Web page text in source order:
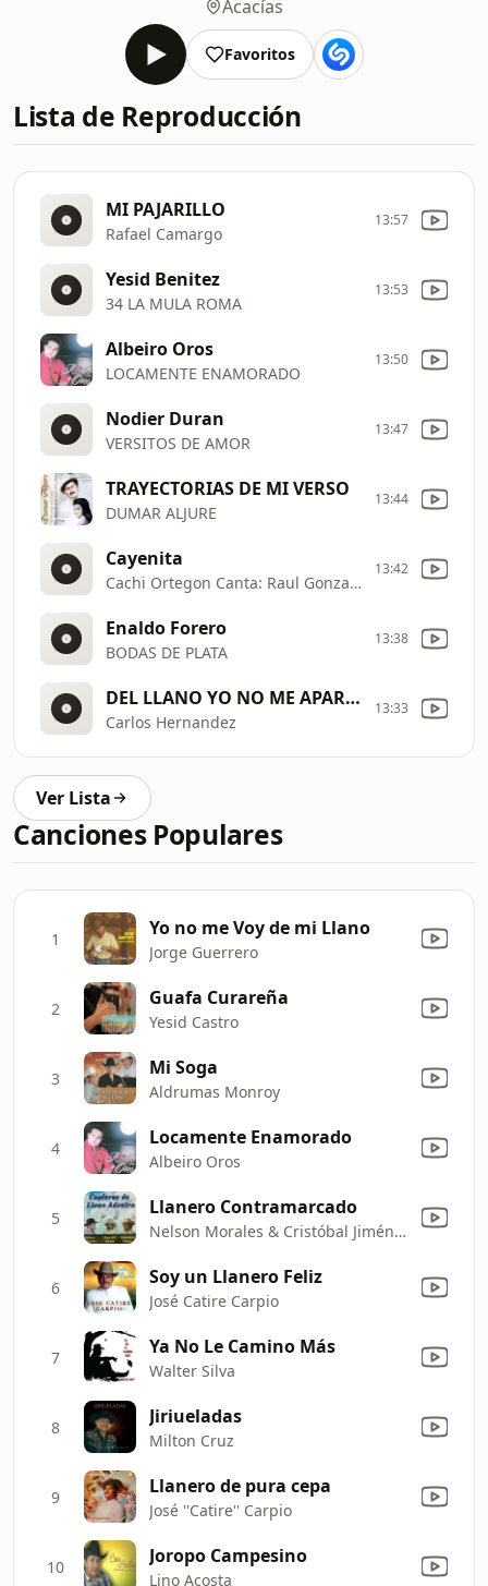
Acacías
Favoritos
Lista de Reproducción
MI PAJARILLO
Rafael Camargo
13:57
Yesid Benitez
34 LA MULA ROMA
13:53
Albeiro Oros
LOCAMENTE ENAMORADO
13:50
Nodier Duran
VERSITOS DE AMOR
13:47
TRAYECTORIAS DE MI VERSO
DUMAR ALJURE
13:44
Cayenita
Cachi Ortegon Canta: Raul Gonzales
13:42
Enaldo Forero
BODAS DE PLATA
13:38
DEL LLANO YO NO ME APARTO
Carlos Hernandez
13:33
Ver Lista
Canciones Populares
1 Yo no me Voy de mi Llano
Jorge Guerrero
2 Guafa Curareña
Yesid Castro
3 Mi Soga
Aldrumas Monroy
4 Locamente Enamorado
Albeiro Oros
5 Llanero Contramarcado
Nelson Morales & Cristóbal Jiménez
6 Soy un Llanero Feliz
José Catire Carpio
7 Ya No Le Camino Más
Walter Silva
8 Jiriueladas
Milton Cruz
9 Llanero de pura cepa
José ''Catire'' Carpio
10 Joropo Campesino
Lino Acosta